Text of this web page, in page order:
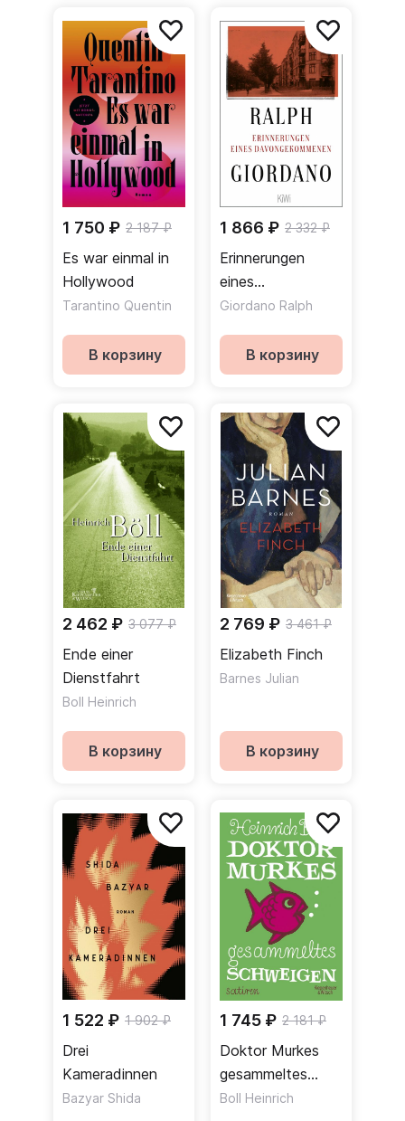
1 750 ₽ 2 187 ₽
Es war einmal in
Hollywood
Tarantino Quentin
В корзину
1 866 ₽ 2 332 ₽
Erinnerungen
eines
Davongekommenen
Giordano Ralph
В корзину
2 462 ₽ 3 077 ₽
Ende einer
Dienstfahrt
Boll Heinrich
В корзину
2 769 ₽ 3 461 ₽
Elizabeth Finch
Barnes Julian
В корзину
1 522 ₽ 1 902 ₽
Drei
Kameradinnen
Bazyar Shida
1 745 ₽ 2 181 ₽
Doktor Murkes
gesammeltes
Schweigen.
Boll Heinrich